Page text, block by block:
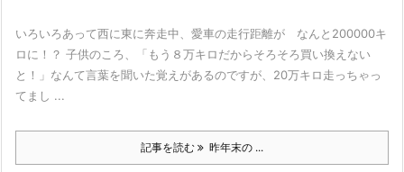
いろいろあって西に東に奔走中、愛車の走行距離が なんと200000キ
ロに！？ 子供のころ、「もう８万キロだからそろそろ買い換えない
と！」なんて言葉を聞いた覚えがあるのですが、20万キロ走っちゃっ
てまし ...
記事を読む 昨年末の ...